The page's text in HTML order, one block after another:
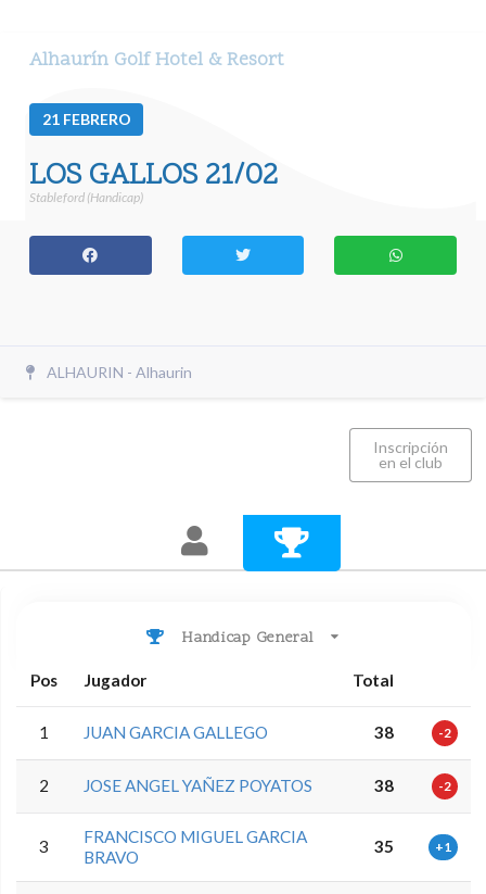
Alhaurín Golf Hotel & Resort
21 FEBRERO
LOS GALLOS 21/02
Stableford (Handicap)
ALHAURIN - Alhaurin
Inscripción
en el club
Handicap General
Pos Jugador Total
1 JUAN GARCIA GALLEGO 38 -2
2 JOSE ANGEL YAÑEZ POYATOS 38 -2
3
FRANCISCO MIGUEL GARCIA
BRAVO
35 +1